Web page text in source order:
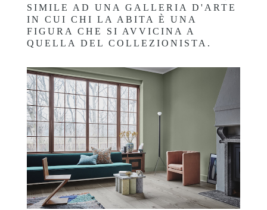
SIMILE AD UNA GALLERIA D'ARTE
IN CUI CHI LA ABITA È UNA
FIGURA CHE SI AVVICINA A
QUELLA DEL COLLEZIONISTA.